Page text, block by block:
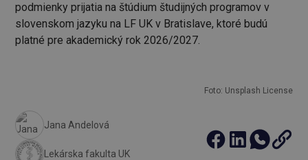
podmienky prijatia na štúdium študijných programov v
slovenskom jazyku na LF UK v Bratislave, ktoré budú
platné pre akademický rok 2026/2027.
Foto: Unsplash License
Jana Andelová
Lekárska fakulta UK